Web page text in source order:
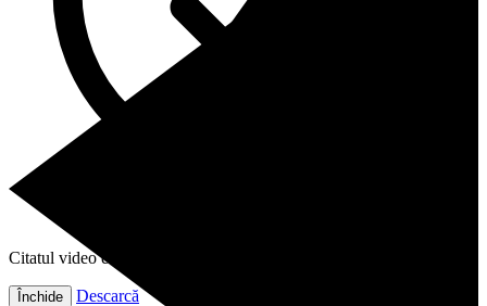
Citatul video este gata!
Închide Descarcă